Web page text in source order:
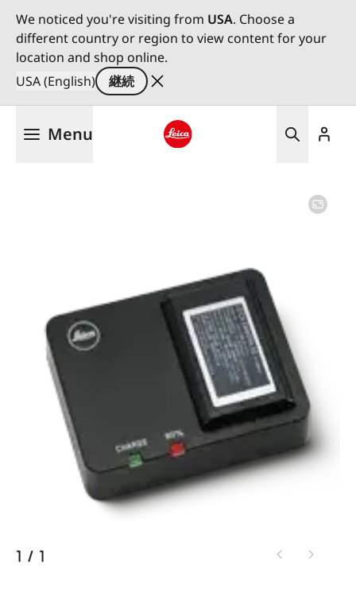
We noticed you're visiting from USA. Choose a
different country or region to view content for your
location and shop online.
USA (English)
継続
Menu
1 / 1